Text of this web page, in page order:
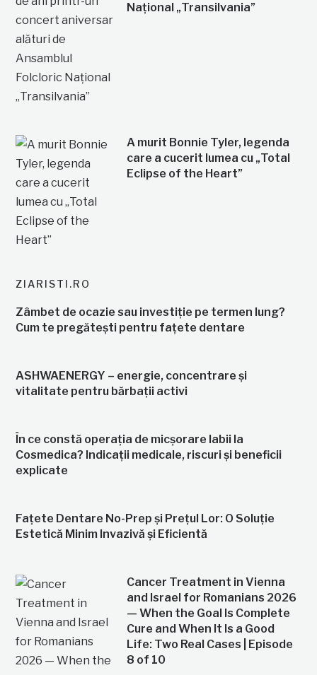
Național „Transilvania”
A murit Bonnie Tyler, legenda
care a cucerit lumea cu „Total
Eclipse of the Heart”
ZIARISTI.RO
Zâmbet de ocazie sau investiție pe termen lung?
Cum te pregătești pentru fațete dentare
ASHWAENERGY – energie, concentrare și
vitalitate pentru bărbații activi
În ce constă operația de micșorare labii la
Cosmedica? Indicații medicale, riscuri și beneficii
explicate
Fațete Dentare No-Prep și Prețul Lor: O Soluție
Estetică Minim Invazivă și Eficientă
Cancer Treatment in Vienna
and Israel for Romanians 2026
— When the Goal Is Complete
Cure and When It Is a Good
Life: Two Real Cases | Episode
8 of 10